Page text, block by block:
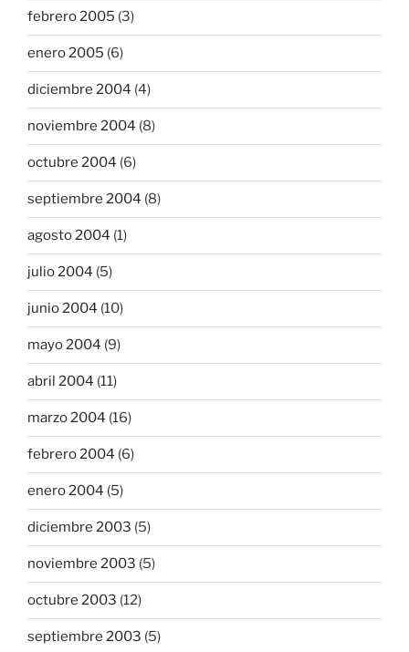
febrero 2005 (3)
enero 2005 (6)
diciembre 2004 (4)
noviembre 2004 (8)
octubre 2004 (6)
septiembre 2004 (8)
agosto 2004 (1)
julio 2004 (5)
junio 2004 (10)
mayo 2004 (9)
abril 2004 (11)
marzo 2004 (16)
febrero 2004 (6)
enero 2004 (5)
diciembre 2003 (5)
noviembre 2003 (5)
octubre 2003 (12)
septiembre 2003 (5)